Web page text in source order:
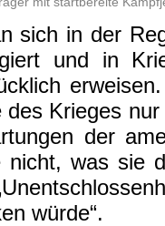
sich in der
und in
des Krieges
der
was sie
würde“.